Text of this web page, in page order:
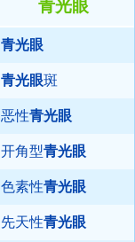
青光眼
青光眼
青光眼斑
恶性青光眼
开角型青光眼
色素性青光眼
先天性青光眼